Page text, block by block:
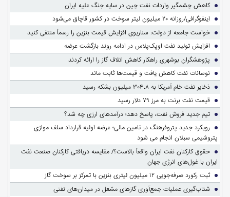
کاهش چشمگیر واردات نفت چین در سایه جنگ علیه ایران
اینفوگرافی/روزانه ۲۰ میلیون لیتر سوخت در کشور قاچاق می‌شود
خواست جامعه از دولت: سناریوی افزایش قیمت بنزین را رسماً منتفی کنید
افزایش تولید نفت اوپک‌پلاس در ادامه روند بازگشت عرضه
پژوهشگران بوشهری راهکار کاهش اتلاف گاز را ارائه کردند
نوسانات نفت کاهش یافت و قیمت‌ها ثابت ماند
ذخایر نفت خام آمریکا به ۳۰۴.۸ میلیون بشکه رسید
قیمت نفت برنت به مرز ۷۹ دلار رسید
تیم جدید فروش نفت، پاسخ دهد؛ درآمدهای ارزی چه شد؟
رویکرد جدید پتروفرهنگ در تامین مالی؛ عرضه اولیه قرارداد سلف موازی
پتروشیمی سبلان انجام می شود
حقوق کارکنان نفت ایران واقعاً بالاست؟/ مقایسه دریافتی کارکنان صنعت نفت
ایران با غول‌های انرژی جهان
ثبت رکورد صرفه‌جویی ۱۲ میلیون لیتری بنزین با تمرکز بر سوخت گاز
شتاب‌گیری عملیات جمع‌آوری گازهای مشعل در میدان‌های نفتی